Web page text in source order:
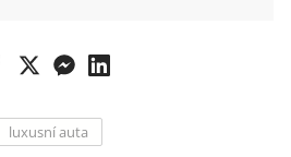
luxusní auta